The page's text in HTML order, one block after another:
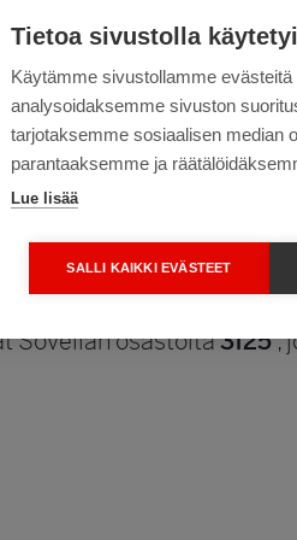
huikean kilpailun, jossa
päivänä, jolloin
Messukeskukseen
remontoinnin ja
Luvassa on ihanaa
Sovellan osastolta3f25,
Tietoa sivustolla
Käytämme sivustollamme
analysoidaksemme sivuston
tarjotaksemme sosiaalisen median
parantaaksemme ja
Lue lisää
SALLI KAIKKI EVÄSTEET